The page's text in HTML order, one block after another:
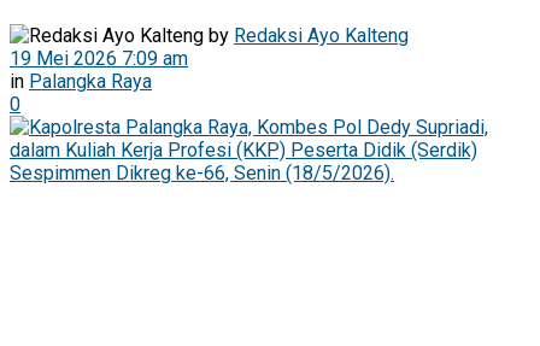
by Redaksi Ayo Kalteng
19 Mei 2026 7:09 am
in Palangka Raya
0